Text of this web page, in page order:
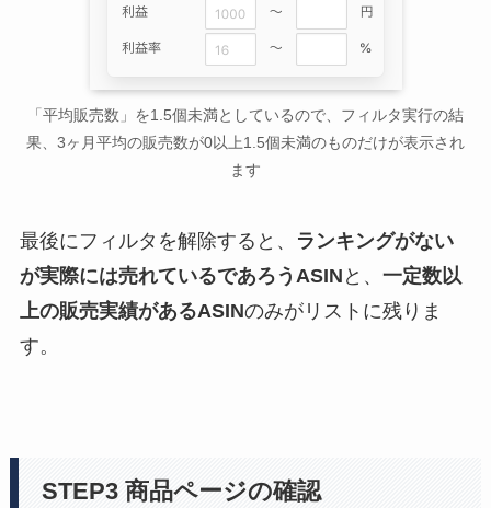
「平均販売数」を1.5個未満としているので、フィルタ実行の結
果、3ヶ月平均の販売数が0以上1.5個未満のものだけが表示され
ます
最後にフィルタを解除すると、
ランキングがない
が実際には売れているであろうASIN と、 一定数以
上の販売実績があるASINのみがリストに残りま
す。
STEP3 商品ページの確認